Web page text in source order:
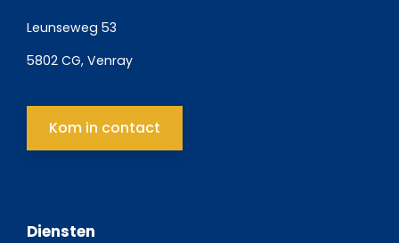
Leunseweg 53
5802 CG, Venray
Kom in contact
Diensten